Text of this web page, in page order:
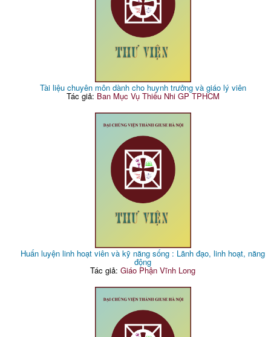
Tài liệu chuyên môn dành cho huynh trưởng và giáo lý viên
Tác giả: Ban Mục Vụ Thiếu Nhi GP TPHCM
Huấn luyện linh hoạt viên và kỹ năng sống : Lãnh đạo, linh hoạt, năng
động
Tác giả:Giáo Phận Vĩnh Long